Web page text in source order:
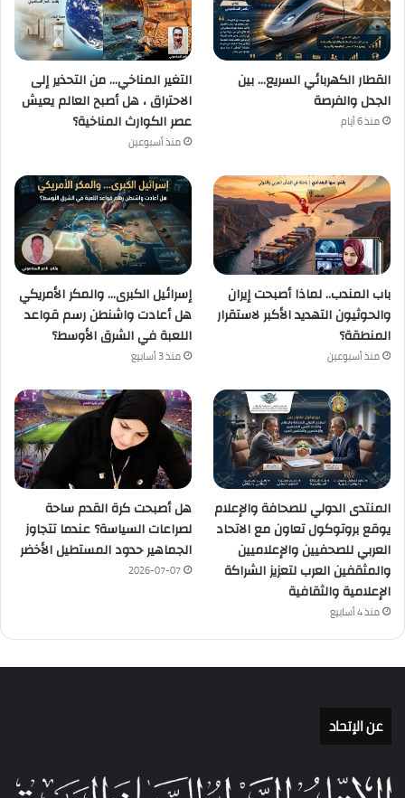
القطار الكهربائي السريع… بين
الجدل والفرصة
منذ 6 أيام
التغير المناخي… من التحذير إلى
الاحتراق ، هل أصبح العالم يعيش
عصر الكوارث المناخية؟
منذ أسبوعين
باب المندب.. لماذا أصبحت إيران
والحوثيون التهديد الأكبر لاستقرار
المنطقة؟
منذ أسبوعين
إسرائيل الكبرى… والمكر الأمريكي
هل أعادت واشنطن رسم قواعد
اللعبة في الشرق الأوسط؟
منذ 3 أسابيع
المنتدى الدولي للصحافة والإعلام
يوقع بروتوكول تعاون مع الاتحاد
العربي للصحفيين والإعلاميين
والمثقفين العرب لتعزيز الشراكة
الإعلامية والثقافية
منذ 4 أسابيع
هل أصبحت كرة القدم ساحة
لصراعات السياسة؟ عندما تتجاوز
الجماهير حدود المستطيل الأخضر
2026-07-07
عن الإتحاد